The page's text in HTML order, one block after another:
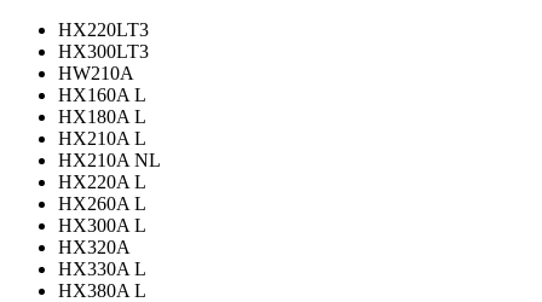
HX220LT3
HX300LT3
HW210A
HX160A L
HX180A L
HX210A L
HX210A NL
HX220A L
HX260A L
HX300A L
HX320A
HX330A L
HX380A L